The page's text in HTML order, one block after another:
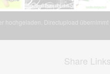
hochgeladen. Directupload
Share Links